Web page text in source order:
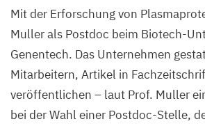
Mit der Erforschung von
Muller als Postdoc beim Biotech-
Genentech. Das Unternehmen
Mitarbeitern, Artikel in
veröffentlichen – laut Prof. Muller
bei der Wahl einer Postdoc-Stelle,